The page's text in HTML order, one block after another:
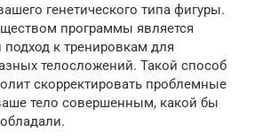
генетического типа фигуры.
программы является
к тренировкам для
телосложений. Такой способ
скорректировать проблемные
тело совершенным, какой бы